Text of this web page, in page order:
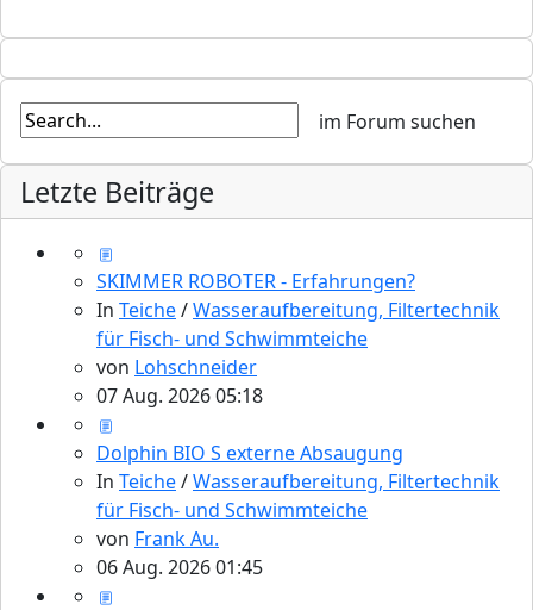
Letzte Beiträge
SKIMMER ROBOTER - Erfahrungen?
In Teiche/Wasseraufbereitung, Filtertechnik
für Fisch- und Schwimmteiche
von Lohschneider
07 Aug. 2026 05:18
Dolphin BIO S externe Absaugung
In Teiche/Wasseraufbereitung, Filtertechnik
für Fisch- und Schwimmteiche
von Frank Au.
06 Aug. 2026 01:45